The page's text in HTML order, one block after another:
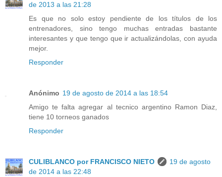
de 2013 a las 21:28
Es que no solo estoy pendiente de los títulos de los
entrenadores, sino tengo muchas entradas bastante
interesantes y que tengo que ir actualizándolas, con ayuda
mejor.
Responder
Anónimo 19 de agosto de 2014 a las 18:54
Amigo te falta agregar al tecnico argentino Ramon Diaz,
tiene 10 torneos ganados
Responder
CULIBLANCO por FRANCISCO NIETO
19 de agosto
de 2014 a las 22:48